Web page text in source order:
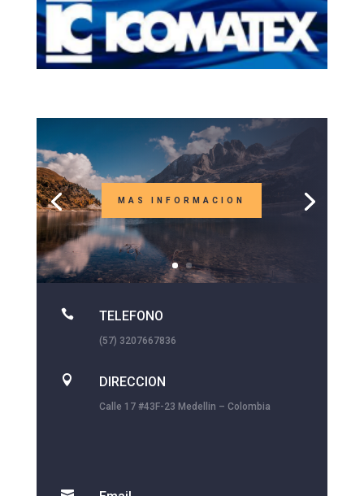
MAS INFORMACION
 TELEFONO
(57) 3207667836
 DIRECCION
Calle 17 #43F-23 Medellin – Colombia